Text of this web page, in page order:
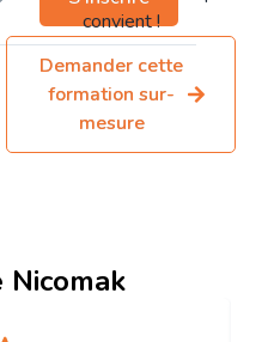
convient !
Demander cette
formation sur-
mesure
Nicomak